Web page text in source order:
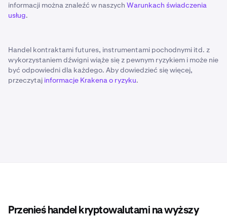
informacji można znaleźć w naszych Warunkach świadczenia
usług.
Handel kontraktami futures, instrumentami pochodnymi itd. z
wykorzystaniem dźwigni wiąże się z pewnym ryzykiem i może nie
być odpowiedni dla każdego. Aby dowiedzieć się więcej,
przeczytaj informacje Krakena o ryzyku.
Przenieś handel kryptowalutami na wyższy